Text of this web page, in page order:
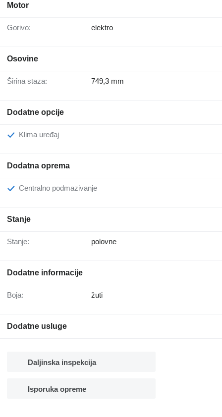
Motor
Gorivo: elektro
Osovine
Širina staza: 749,3 mm
Dodatne opcije
Klima uređaj
Dodatna oprema
Centralno podmazivanje
Stanje
Stanje: polovne
Dodatne informacije
Boja: žuti
Dodatne usluge
Daljinska inspekcija
Isporuka opreme